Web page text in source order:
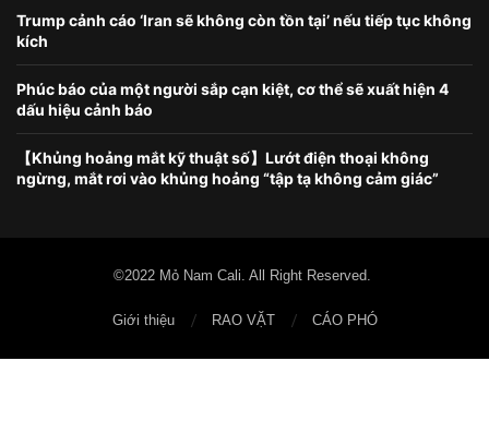
Trump cảnh cáo ‘Iran sẽ không còn tồn tại’ nếu tiếp tục không
kích
Phúc báo của một người sắp cạn kiệt, cơ thể sẽ xuất hiện 4
dấu hiệu cảnh báo
【Khủng hoảng mắt kỹ thuật số】Lướt điện thoại không
ngừng, mắt rơi vào khủng hoảng “tập tạ không cảm giác”
©2022 Mỏ Nam Cali. All Right Reserved.
Giới thiệu RAO VẶT CÁO PHÓ